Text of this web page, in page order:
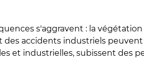
s'aggravent : la
accidents industriels peuvent
et industrielles, subissent des